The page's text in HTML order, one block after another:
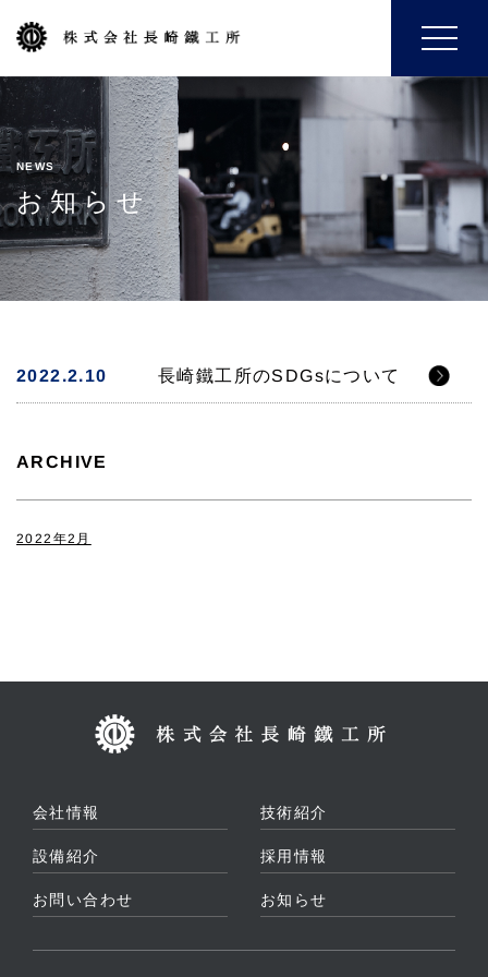
Toggle
NEWS
お知らせ
2022.2.10 長崎鐵工所のSDGsについて
ARCHIVE
2022年2月
会社情報 技術紹介
設備紹介 採用情報
お問い合わせ お知らせ